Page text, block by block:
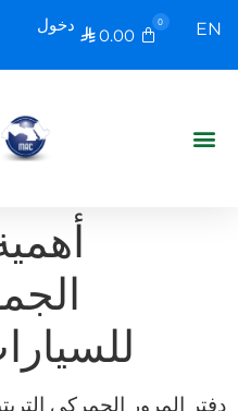
EN
0.00
0 دخول
دفتر المرور الجمركي